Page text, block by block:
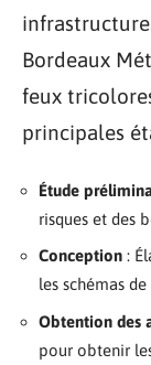
Bordeaux
feux
principales
Étude
risques et des
Conception :
les schémas
Obtention des
pour obtenir